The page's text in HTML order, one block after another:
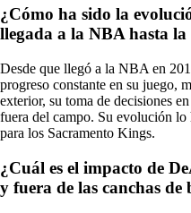
¿Cómo ha sido la
llegada a la NBA hasta
Desde que llegó a la NBA en
progreso constante en su juego,
exterior, su toma de decisiones
fuera del campo. Su evolución
para los Sacramento Kings.
¿Cuál es el impacto de
y fuera de las canchas de